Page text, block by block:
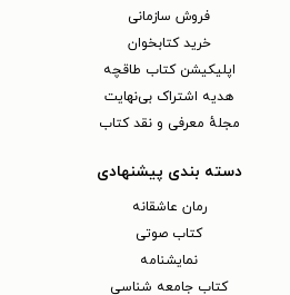
فروش سازمانی
خرید کتابخوان
اپلیکیشن کتاب طاقچه
هدیه اشتراک بی‌نهایت
مجلهٔ معرفی و نقد کتاب
دسته بندی پیشنهادی
رمان عاشقانه
کتاب‌ صوتی
نمایشنامه
کتاب جامعه شناسی